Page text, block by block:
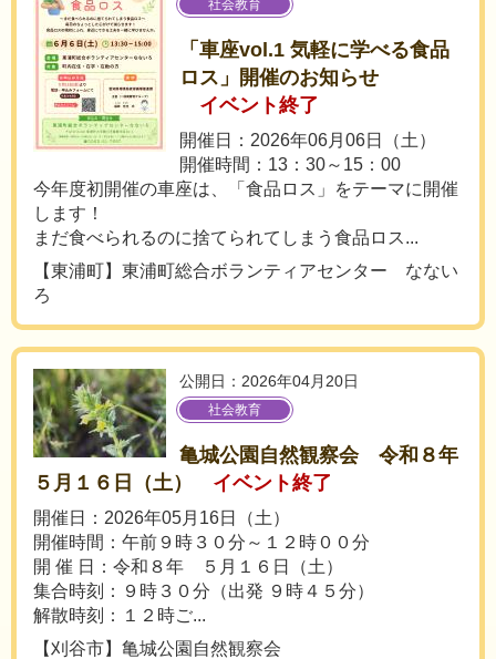
社会教育
「車座vol.1 気軽に学べる食品
ロス」開催のお知らせ
イベント終了
開催日：2026年06月06日（土）
開催時間：13：30～15：00
今年度初開催の車座は、「食品ロス」をテーマに開催
します！
まだ食べられるのに捨てられてしまう食品ロス...
【東浦町】東浦町総合ボランティアセンター なない
ろ
公開日：2026年04月20日
社会教育
亀城公園自然観察会 令和８年
５月１６日（土）
イベント終了
開催日：2026年05月16日（土）
開催時間：午前９時３０分～１２時００分
開 催 日：令和８年 ５月１６日（土）
集合時刻：９時３０分（出発 ９時４５分）
解散時刻：１２時ご...
【刈谷市】亀城公園自然観察会